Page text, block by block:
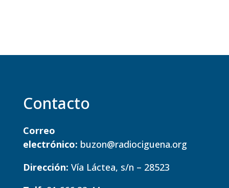
Contacto
Correo
electrónico: buzon@radiociguena.org
Dirección: Vía Láctea, s/n – 28523